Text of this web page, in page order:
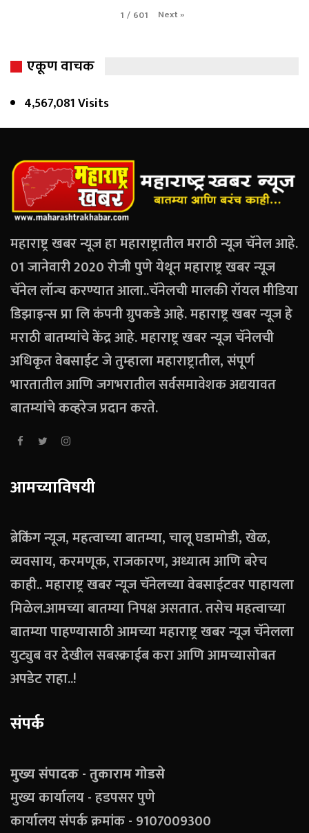
1 / 601 Next»
एकूण वाचक
4,567,081 Visits
महाराष्ट्र खबर न्यूज हा महाराष्ट्रातील मराठी न्यूज चॅनेल आहे.
01 जानेवारी 2020 रोजी पुणे येथून महाराष्ट्र खबर न्यूज
चॅनेल लॉन्च करण्यात आला..चॅनेलची मालकी रॉयल मीडिया
डिझाइन्स प्रा लि कंपनी ग्रुपकडे आहे. महाराष्ट्र खबर न्यूज हे
मराठी बातम्यांचे केंद्र आहे. महाराष्ट्र खबर न्यूज चॅनेलची
अधिकृत वेबसाईट जे तुम्हाला महाराष्ट्रातील, संपूर्ण
भारतातील आणि जगभरातील सर्वसमावेशक अद्ययावत
बातम्यांचे कव्हरेज प्रदान करते.
आमच्याविषयी
ब्रेकिंग न्यूज, महत्वाच्या बातम्या, चालू घडामोडी, खेळ,
व्यवसाय, करमणूक, राजकारण, अध्यात्म आणि बरेच
काही.. महाराष्ट्र खबर न्यूज चॅनेलच्या वेबसाईटवर पाहायला
मिळेल.आमच्या बातम्या निपक्ष असतात. तसेच महत्वाच्या
बातम्या पाहण्यासाठी आमच्या महाराष्ट्र खबर न्यूज चॅनेलला
युट्युब वर देखील सबस्क्राईब करा आणि आमच्यासोबत
अपडेट राहा..!
संपर्क
मुख्य संपादक - तुकाराम गोडसे
मुख्य कार्यालय - हडपसर पुणे
कार्यालय संपर्क क्रमांक - 9107009300